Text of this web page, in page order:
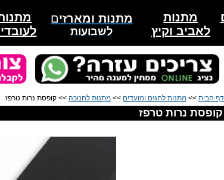
מתנות
לאביב וקיץ
מתנות ומארזים
לשבועות
דף הבית >> מתנות לחגים ומועדים >> מתנות לחנוכה >> קופסת נרות טרפז
קופסת נרות טרפז